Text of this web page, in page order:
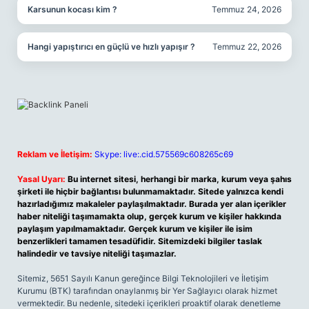
Karsunun kocası kim ? Temmuz 24, 2026
Hangi yapıştırıcı en güçlü ve hızlı yapışır ? Temmuz 22, 2026
Reklam ve İletişim: Skype: live:.cid.575569c608265c69
Yasal Uyarı: Bu internet sitesi, herhangi bir marka, kurum veya şahıs
şirketi ile hiçbir bağlantısı bulunmamaktadır. Sitede yalnızca kendi
hazırladığımız makaleler paylaşılmaktadır. Burada yer alan içerikler
haber niteliği taşımamakta olup, gerçek kurum ve kişiler hakkında
paylaşım yapılmamaktadır. Gerçek kurum ve kişiler ile isim
benzerlikleri tamamen tesadüfidir. Sitemizdeki bilgiler taslak
halindedir ve tavsiye niteliği taşımazlar.
Sitemiz, 5651 Sayılı Kanun gereğince Bilgi Teknolojileri ve İletişim
Kurumu (BTK) tarafından onaylanmış bir Yer Sağlayıcı olarak hizmet
vermektedir. Bu nedenle, sitedeki içerikleri proaktif olarak denetleme